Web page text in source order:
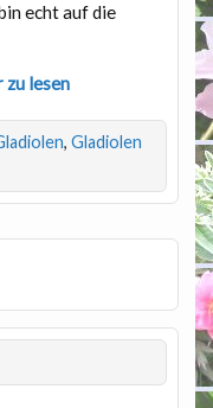
echt auf die
lesen
, Gladiolen